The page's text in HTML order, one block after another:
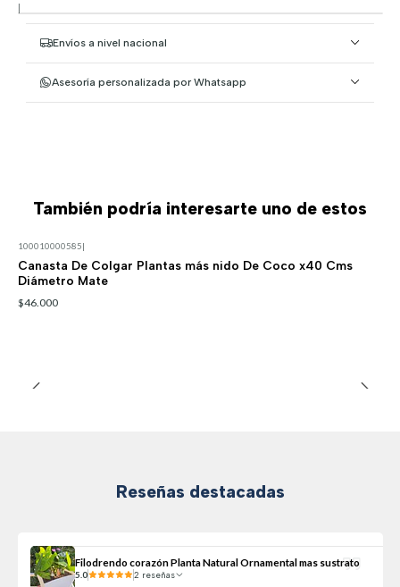
|
Envíos a nivel nacional
Asesoría personalizada por Whatsapp
También podría interesarte uno de estos
100010000585|
Canasta De Colgar Plantas más nido De Coco x40 Cms
Diámetro Mate
$46.000
Reseñas destacadas
Filodrendo corazón Planta Natural Ornamental mas sustrato
5.0 2 reseñas